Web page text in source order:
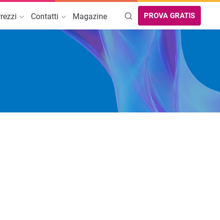
AREE DI INTERESSE
Migra a TeamSystem Commerce
Contatti Magazine PROVA GRATIS